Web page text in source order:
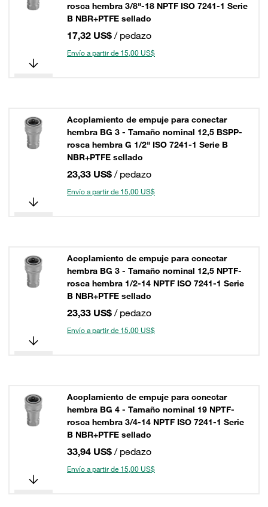
rosca hembra 3/8"-18 NPTF ISO 7241-1 Serie
B NBR+PTFE sellado
17,32 US$ / pedazo
Envío a partir de 15,00 US$
Acoplamiento de empuje para conectar
hembra BG 3 - Tamaño nominal 12,5 BSPP-
rosca hembra G 1/2" ISO 7241-1 Serie B
NBR+PTFE sellado
23,33 US$ / pedazo
Envío a partir de 15,00 US$
Acoplamiento de empuje para conectar
hembra BG 3 - Tamaño nominal 12,5 NPTF-
rosca hembra 1/2-14 NPTF ISO 7241-1 Serie
B NBR+PTFE sellado
23,33 US$ / pedazo
Envío a partir de 15,00 US$
Acoplamiento de empuje para conectar
hembra BG 4 - Tamaño nominal 19 NPTF-
rosca hembra 3/4-14 NPTF ISO 7241-1 Serie
B NBR+PTFE sellado
33,94 US$ / pedazo
Envío a partir de 15,00 US$